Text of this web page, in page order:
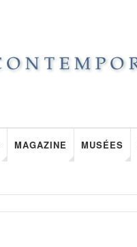
MAGAZINE MUSÉES